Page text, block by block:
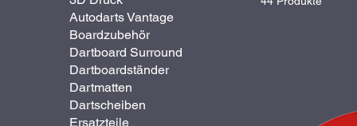
Autodarts Vantage
Boardzubehör
Dartboard Surround
Dartboardständer
Dartmatten
Dartscheiben
Ersatzteile